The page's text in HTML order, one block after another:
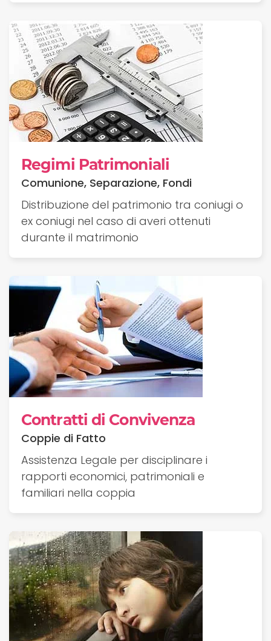
Regimi Patrimoniali
Comunione, Separazione, Fondi
Distribuzione del patrimonio tra coniugi o
ex coniugi nel caso di averi ottenuti
durante il matrimonio
Contratti di Convivenza
Coppie di Fatto
Assistenza Legale per disciplinare i
rapporti economici, patrimoniali e
familiari nella coppia